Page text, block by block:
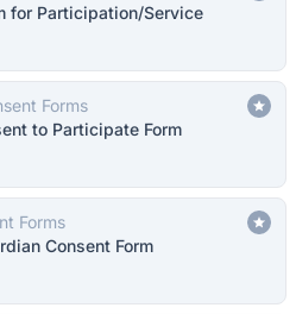
for Participation/Service
Forms
to Participate Form
Forms
Consent Form